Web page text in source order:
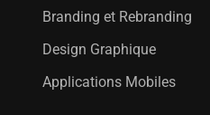
Branding et Rebranding
Design Graphique
Applications Mobiles